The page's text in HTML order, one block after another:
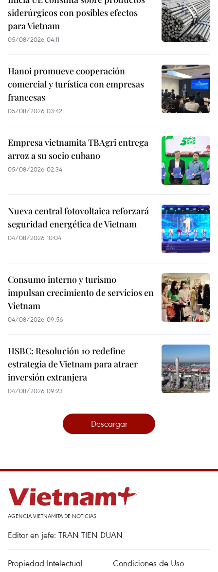
siderúrgicos con posibles efectos
para Vietnam
05/08/2026 04:11
Hanoi promueve cooperación
comercial y turística con empresas
francesas
05/08/2026 03:42
Empresa vietnamita TBAgri entrega
arroz a su socio cubano
05/08/2026 02:34
Nueva central fotovoltaica reforzará
seguridad energética de Vietnam
04/08/2026 10:04
Consumo interno y turismo
impulsan crecimiento de servicios en
Vietnam
04/08/2026 09:56
HSBC: Resolución 10 redefine
estrategia de Vietnam para atraer
inversión extranjera
04/08/2026 09:23
Descargar
AGENCIA VIETNAMITA DE NOTICIAS
Editor en jefe: TRAN TIEN DUAN
Propiedad Intelectual Condiciones de Uso